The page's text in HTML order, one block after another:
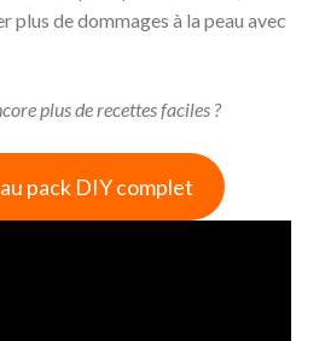
plus de dommages à la peau avec
plus de recettes faciles ?
pack DIY complet